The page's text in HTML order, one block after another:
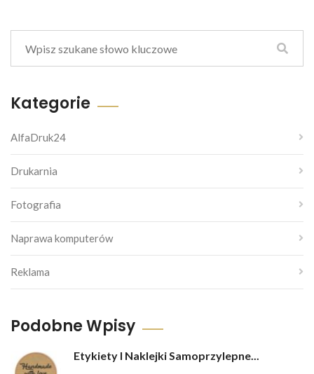
Kategorie
AlfaDruk24
Drukarnia
Fotografia
Naprawa komputerów
Reklama
Podobne Wpisy
Etykiety I Naklejki Samoprzylepne...